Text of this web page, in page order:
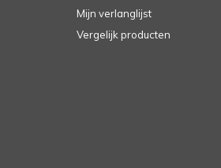
Mijn verlanglijst
Vergelijk producten